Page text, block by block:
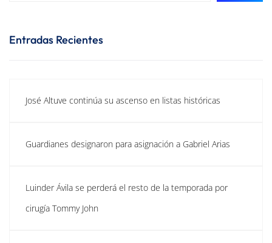
Entradas Recientes
José Altuve continúa su ascenso en listas históricas
Guardianes designaron para asignación a Gabriel Arias
Luinder Ávila se perderá el resto de la temporada por
cirugía Tommy John